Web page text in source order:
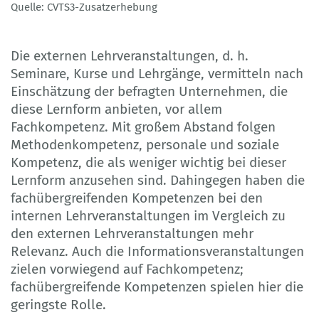
Quelle: CVTS3-Zusatzerhebung
Die externen Lehrveranstaltungen, d. h.
Seminare, Kurse und Lehrgänge, vermitteln nach
Einschätzung der befragten Unternehmen, die
diese Lernform anbieten, vor allem
Fachkompetenz. Mit großem Abstand folgen
Methodenkompetenz, personale und soziale
Kompetenz, die als weniger wichtig bei dieser
Lernform anzusehen sind. Dahingegen haben die
fachübergreifenden Kompetenzen bei den
internen Lehrveranstaltungen im Vergleich zu
den externen Lehrveranstaltungen mehr
Relevanz. Auch die Informationsveranstaltungen
zielen vorwiegend auf Fachkompetenz;
fachübergreifende Kompetenzen spielen hier die
geringste Rolle.